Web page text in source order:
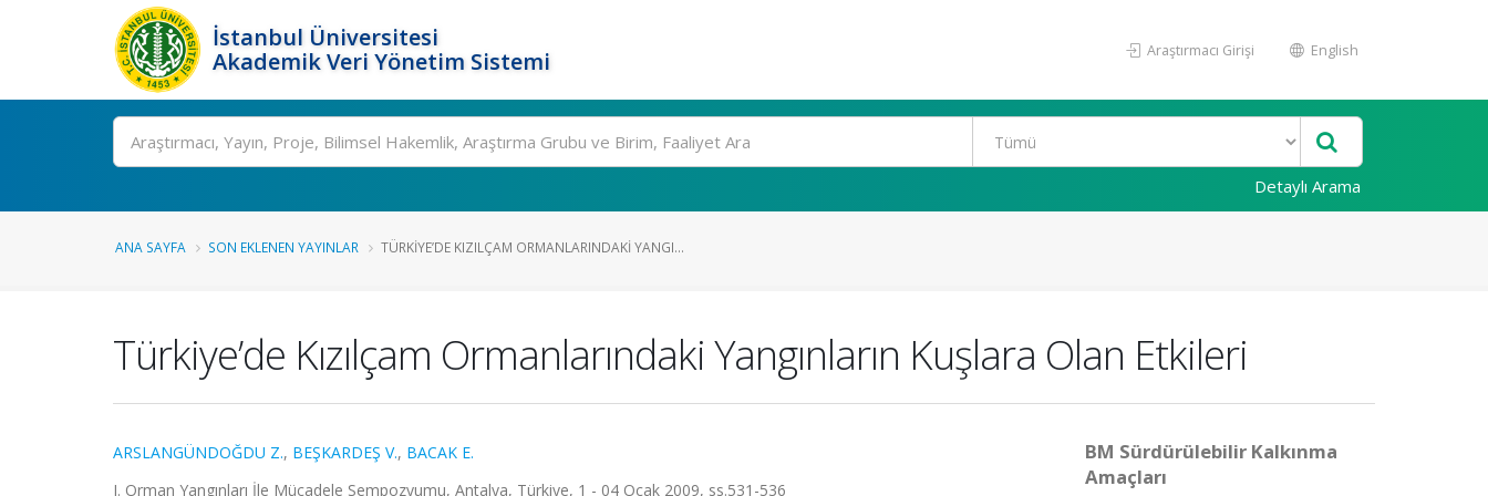
İstanbul Üniversitesi
Akademik Veri Yönetim Sistemi
Araştırmacı Girişi English
Ara
Detaylı Arama
ANA SAYFA SON EKLENEN YAYINLAR TÜRKIYE’DE KIZILÇAM ORMANLARINDAKI YANGI...
Türkiye’de Kızılçam Ormanlarındaki Yangınların Kuşlara Olan Etkileri
ARSLANGÜNDOĞDU Z., BEŞKARDEŞ V., BACAK E.
I. Orman Yangınları İle Mücadele Sempozyumu, Antalya, Türkiye, 1 - 04 Ocak 2009, ss.531-536
BM Sürdürülebilir Kalkınma
Amaçları